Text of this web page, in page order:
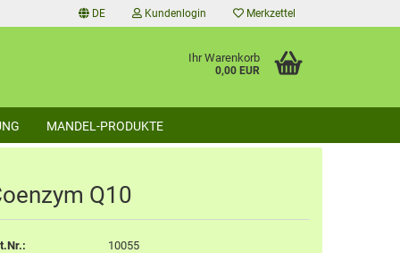
DE Kundenlogin Merkzettel
Ihr Warenkorb
0,00 EUR
MANDEL-PRODUKTE
Q10
10055